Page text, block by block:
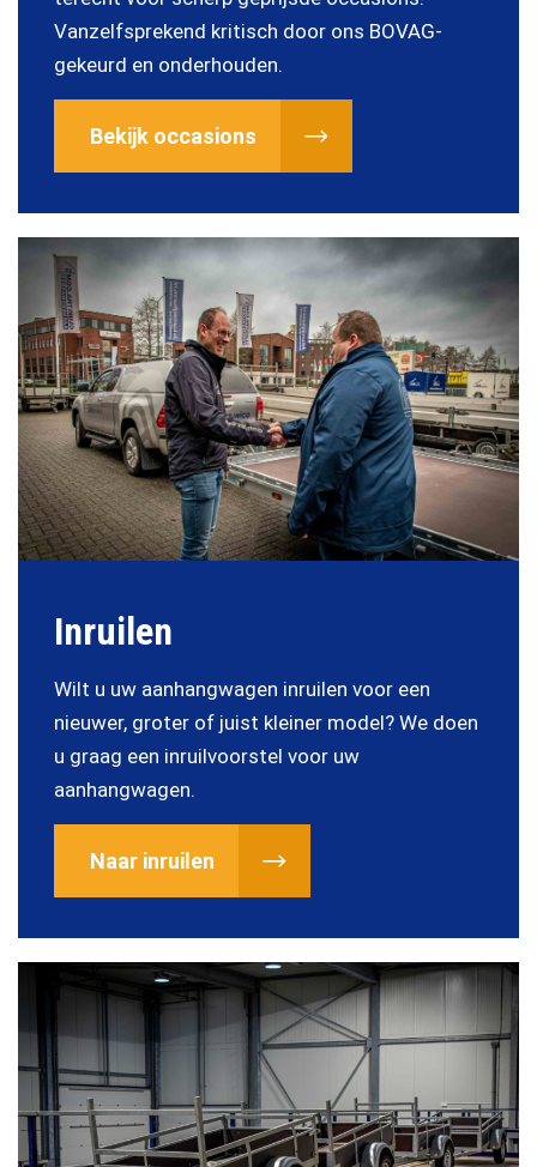
Vanzelfsprekend kritisch door ons BOVAG-
gekeurd en onderhouden.
Bekijk occasions
Inruilen
Wilt u uw aanhangwagen inruilen voor een
nieuwer, groter of juist kleiner model? We doen
u graag een inruilvoorstel voor uw
aanhangwagen.
Naar inruilen